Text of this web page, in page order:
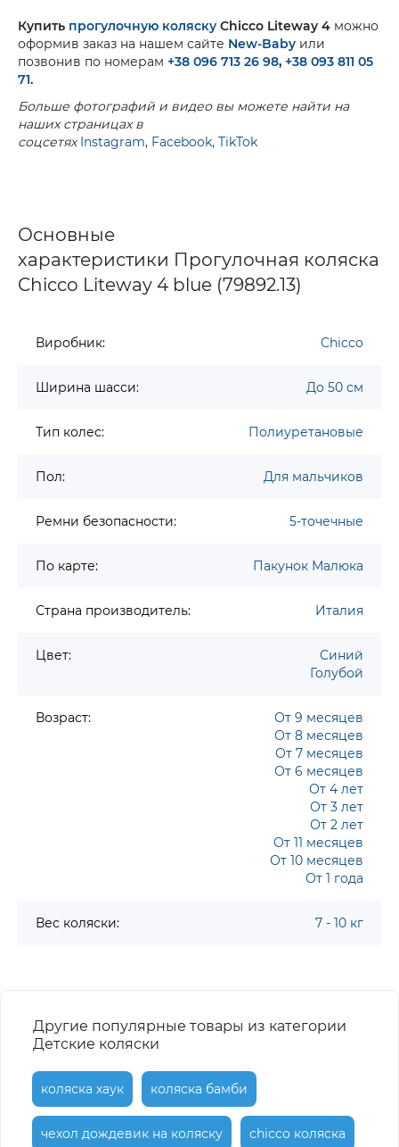
Купить прогулочную коляску Chicco Liteway 4 можно
оформив заказ на нашем сайте New-Baby или
позвонив по номерам +38 096 713 26 98, +38 093 811 05
71.
Больше фотографий и видео вы можете найти на
наших страницах в
соцсетях Instagram, Facebook, TikTok
Основные
характеристики Прогулочная коляска
Chicco Liteway 4 blue (79892.13)
Виробник: Chicco
Ширина шасси: До 50 см
Тип колес: Полиуретановые
Пол: Для мальчиков
Ремни безопасности: 5-точечные
По карте: Пакунок Малюка
Страна производитель: Италия
Цвет:
Синий
Голубой
Возраст:
От 9 месяцев
От 8 месяцев
От 7 месяцев
От 6 месяцев
От 4 лет
От 3 лет
От 2 лет
От 11 месяцев
От 10 месяцев
От 1 года
Вес коляски: 7 - 10 кг
Другие популярные товары из категории
Детские коляски
коляска хаук коляска бамби
чехол дождевик на коляску chicco коляска